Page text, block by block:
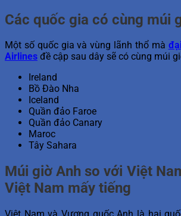
Các quốc gia có cùng múi
Một số quốc gia và vùng lãnh thổ mà
Airlines đề cập sau dây sẽ có cùng múi
Ireland
Bồ Đào Nha
Iceland
Quần đảo Faroe
Quần đảo Canary
Maroc
Tây Sahara
Múi giờ Anh so với Việt
Việt Nam mấy tiếng